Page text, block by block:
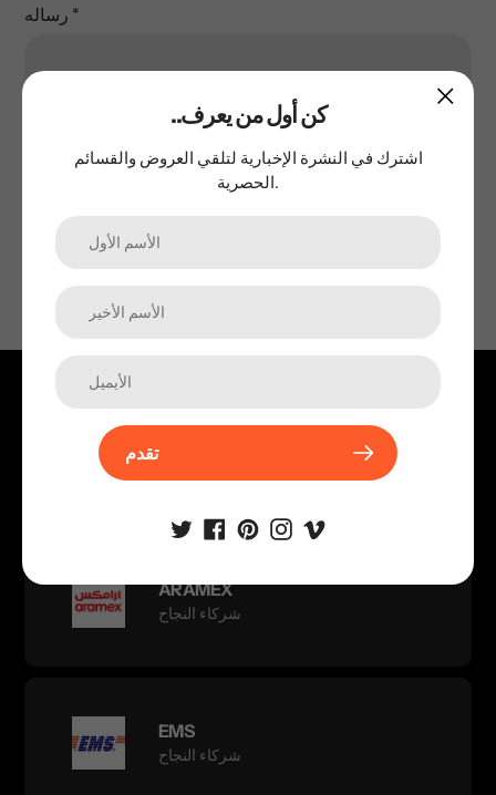
*
DHL
ARAMEX
شركاء النجاح
EMS
شركاء النجاح
..كن أول من يعرف
اشترك في النشرة الإخبارية لتلقي العروض والقسائم
الحصرية.
تقدم